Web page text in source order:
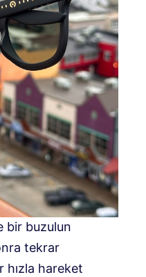
bir buzulun
tekrar
hızla hareket